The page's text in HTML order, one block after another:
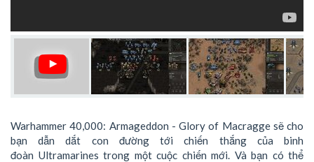
Warhammer 40,000: Armageddon - Glory of Macragge sẽ cho
bạn dẫn dắt con đường tới chiến thắng của binh
đoàn Ultramarines trong một cuộc chiến mới. Và bạn có thể